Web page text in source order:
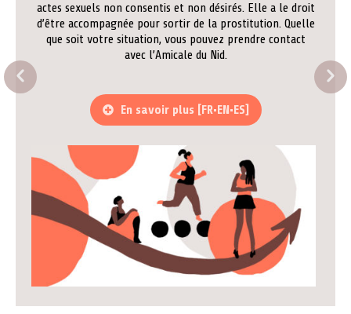
actes sexuels non consentis et non désirés. Elle a le droit
d’être accompagnée pour sortir de la prostitution. Quelle
que soit votre situation, vous pouvez prendre contact
avec l’Amicale du Nid.
En savoir plus [FR•EN•ES]